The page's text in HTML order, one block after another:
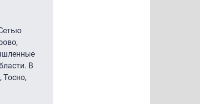
В
Тосно,